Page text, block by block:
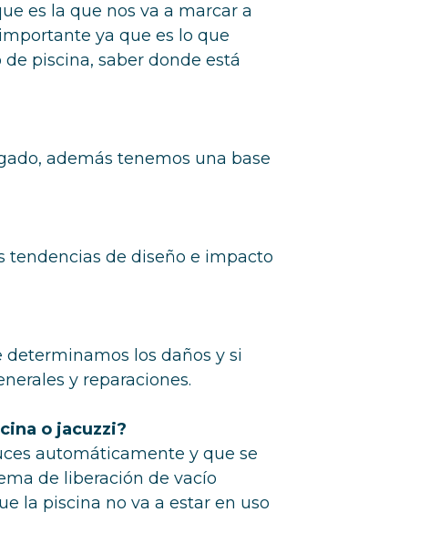
es la que nos va a marcar a
ya que es lo que
piscina, saber donde está
además tenemos una base
de diseño e impacto
los daños y si
y reparaciones.
o jacuzzi?
automáticamente y que se
de liberación de vacío
la piscina no va a estar en uso